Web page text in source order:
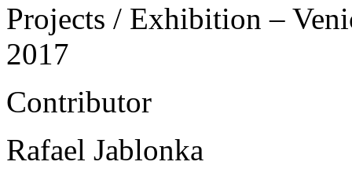
Projects / Exhibition –
2017
Contributor
Rafael Jablonka